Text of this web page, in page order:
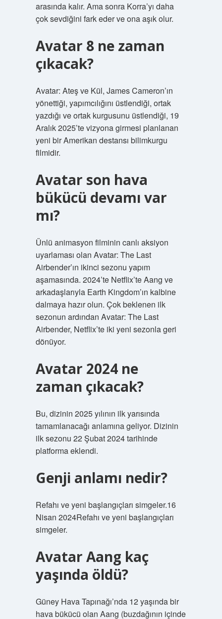
arasında kalır. Ama sonra Korra’yı daha
çok sevdiğini fark eder ve ona aşık olur.
Avatar 8 ne zaman
çıkacak?
Avatar: Ateş ve Kül, James Cameron’ın
yönettiği, yapımcılığını üstlendiği, ortak
yazdığı ve ortak kurgusunu üstlendiği, 19
Aralık 2025’te vizyona girmesi planlanan
yeni bir Amerikan destansı bilimkurgu
filmidir.
Avatar son hava
bükücü devamı var
mı?
Ünlü animasyon filminin canlı aksiyon
uyarlaması olan Avatar: The Last
Airbender’ın ikinci sezonu yapım
aşamasında. 2024’te Netflix’te Aang ve
arkadaşlarıyla Earth Kingdom’ın kalbine
dalmaya hazır olun. Çok beklenen ilk
sezonun ardından Avatar: The Last
Airbender, Netflix’te iki yeni sezonla geri
dönüyor.
Avatar 2024 ne
zaman çıkacak?
Bu, dizinin 2025 yılının ilk yarısında
tamamlanacağı anlamına geliyor. Dizinin
ilk sezonu 22 Şubat 2024 tarihinde
platforma eklendi.
Genji anlamı nedir?
Refahı ve yeni başlangıçları simgeler.16
Nisan 2024Refahı ve yeni başlangıçları
simgeler.
Avatar Aang kaç
yaşında öldü?
Güney Hava Tapınağı’nda 12 yaşında bir
hava bükücü olan Aang (buzdağının içinde